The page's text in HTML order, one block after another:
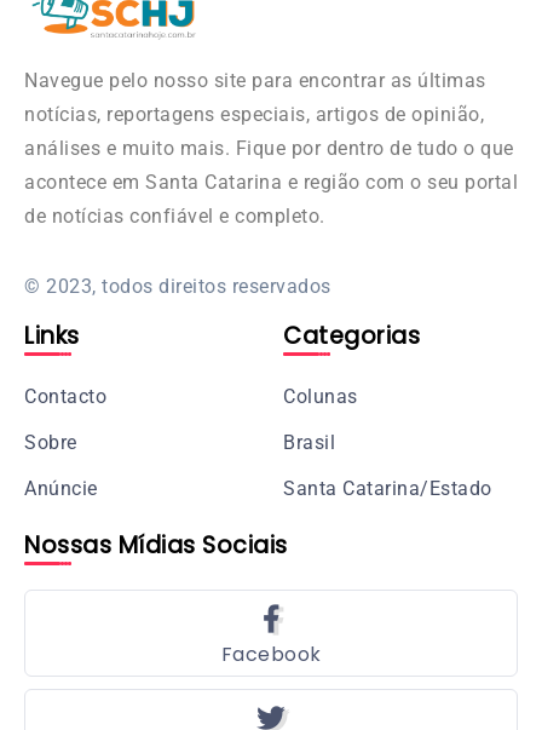
Navegue pelo nosso site para encontrar as últimas
notícias, reportagens especiais, artigos de opinião,
análises e muito mais. Fique por dentro de tudo o que
acontece em Santa Catarina e região com o seu portal
de notícias confiável e completo.
© 2023, todos direitos reservados
Links
Contacto
Sobre
Anúncie
Categorias
Colunas
Brasil
Santa Catarina/Estado
Nossas Mídias Sociais
Facebook